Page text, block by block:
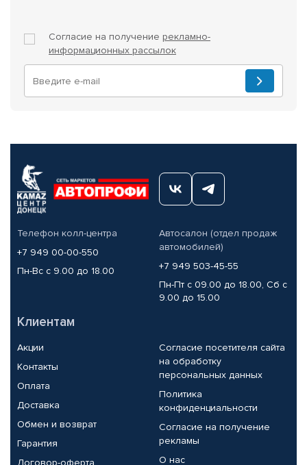
Согласие на получение рекламно-
информационных рассылок
Телефон колл-центра
+7 949 00-00-550
Пн-Вс с 9.00 до 18.00
Автосалон (отдел продаж
автомобилей)
+7 949 503-45-55
Пн-Пт с 09.00 до 18.00, Сб с
9.00 до 15.00
Клиентам
Акции
Контакты
Оплата
Доставка
Обмен и возврат
Гарантия
Договор-оферта
Согласие посетителя сайта
на обработку
персональных данных
Политика
конфиденциальности
Согласие на получение
рекламы
О нас